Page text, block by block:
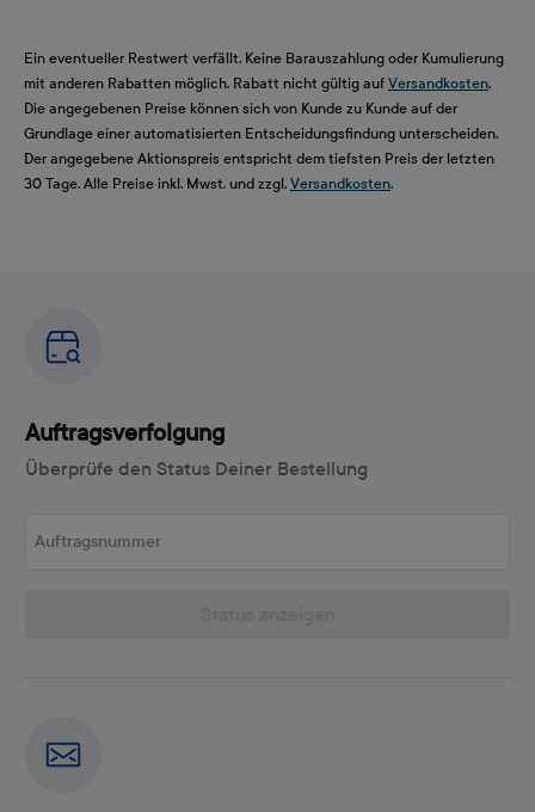
Ein eventueller Restwert verfällt. Keine Barauszahlung oder Kumulierung
mit anderen Rabatten möglich. Rabatt nicht gültig auf Versandkosten.
Die angegebenen Preise können sich von Kunde zu Kunde auf der
Grundlage einer automatisierten Entscheidungsfindung unterscheiden.
Der angegebene Aktionspreis entspricht dem tiefsten Preis der letzten
30 Tage. Alle Preise inkl. Mwst. und zzgl. Versandkosten.
Auftragsverfolgung
Überprüfe den Status Deiner Bestellung